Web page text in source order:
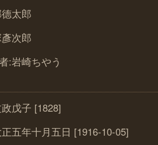
太郎
次郎
:岩崎ちやう
戊子 [1828]
五年十月五日 [1916-10-05]